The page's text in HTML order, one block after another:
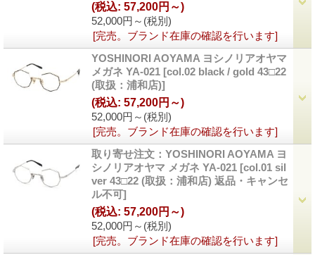
52,000円～ (税別)
(税込: 57,200円～)
[完売。ブランド在庫の確認を行います]
YOSHINORI AOYAMA ヨシノリアオヤマ
メガネ YA-021 [col.02 black / gold 43□22
(取扱：浦和店)]
52,000円～ (税別)
(税込: 57,200円～)
[完売。ブランド在庫の確認を行います]
取り寄せ注文：YOSHINORI AOYAMA ヨ
シノリアオヤマ メガネ YA-021 [col.01 sil
ver 43□22 (取扱：浦和店) 返品・キャンセ
ル不可]
52,000円～ (税別)
(税込: 57,200円～)
[完売。ブランド在庫の確認を行います]